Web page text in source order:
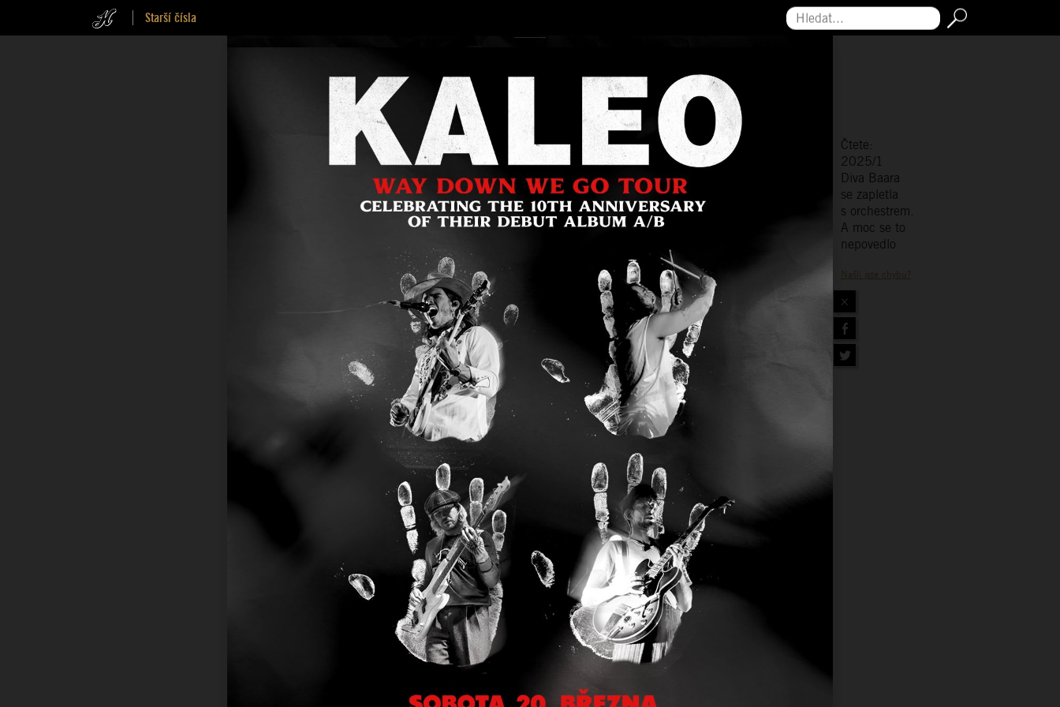
Starší čísla
Hledat...
Čtete:
2025/1
Diva Baara
se zapletla
s orchestrem.
A moc se to
nepovedlo
Našli jste chybu?
×